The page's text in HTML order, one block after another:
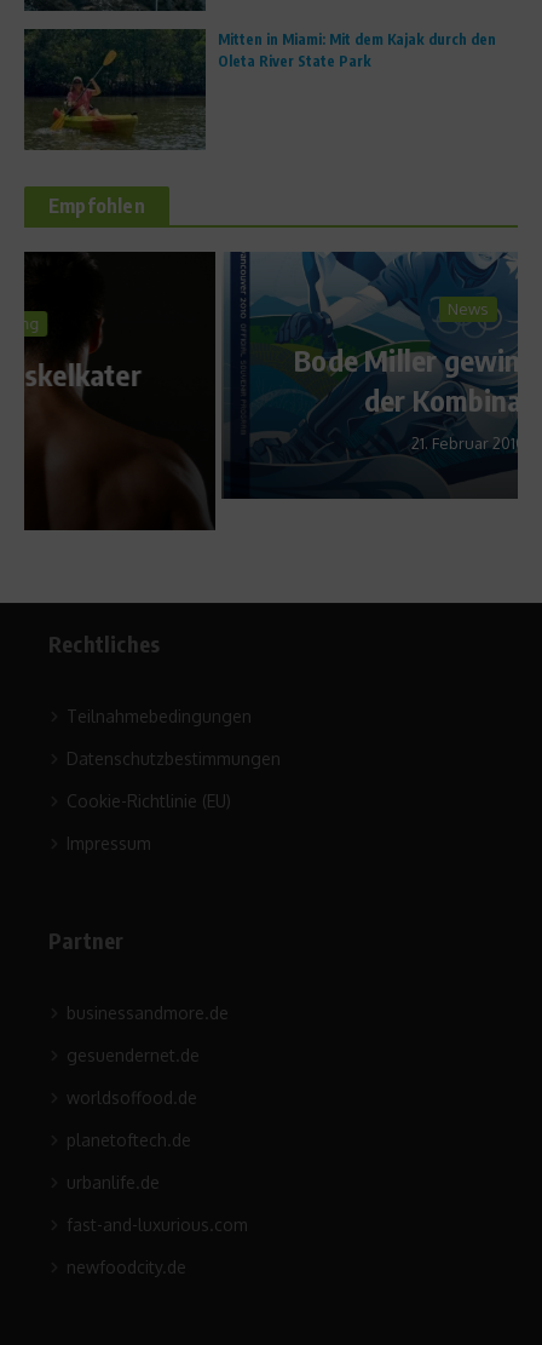
Mitten in Miami: Mit dem Kajak durch den
Oleta River State Park
Empfohlen
News
Bode Miller gewinnt Gold in
der Kombination
21. Februar 2010
Rechtliches
Teilnahmebedingungen
Datenschutzbestimmungen
Cookie-Richtlinie (EU)
Impressum
Partner
businessandmore.de
gesuendernet.de
worldsoffood.de
planetoftech.de
urbanlife.de
fast-and-luxurious.com
newfoodcity.de